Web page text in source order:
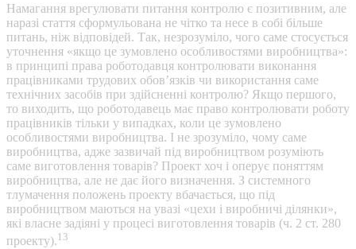
Намагання врегулювати питання контролю є позитивним, але
наразі стаття сформульована не чітко та несе в собі більше
питань, ніж відповідей. Так, незрозуміло, чого саме стосується
уточнення «якщо це зумовлено особливостями виробництва»:
в принципі права роботодавця контролювати виконання
працівниками трудових обов’язків чи використання саме
технічних засобів при здійсненні контролю? Якщо першого,
то виходить, що роботодавець має право контролювати роботу
працівників тільки у випадках, коли це зумовлено
особливостями виробництва. І не зрозуміло, чому саме
виробництва, адже зазвичай під виробництвом розуміють
саме виготовлення товарів? Проект хоч і оперує поняттям
виробництва, але не дає його визначення. З системного
тлумачення положень проекту вбачається, що під
виробництвом маються на увазі «цехи і виробничі ділянки»,
які власне задіяні у процесі виготовлення товарів (ч. 2 ст. 280
проекту).13